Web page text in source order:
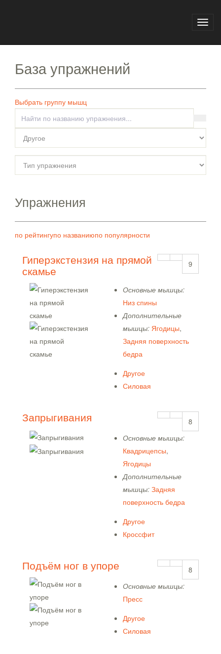
База упражнений
Выбрать группу мышц
Упражнения
по рейтингупо названиюпо популярности
9
Гиперэкстензия на прямой
скамье
Основные мышцы:
Низ спины
Дополнительные
мышцы: Ягодицы,
Задняя поверхность
бедра
Другое
Силовая
8
Запрыгивания
Основные мышцы:
Квадрицепсы,
Ягодицы
Дополнительные
мышцы: Задняя
поверхность бедра
Другое
Кроссфит
8
Подъём ног в упоре
Основные мышцы:
Пресс
Другое
Силовая